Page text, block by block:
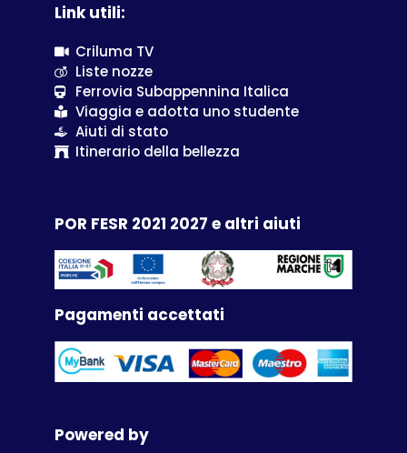
Link utili:
Criluma TV
Liste nozze
Ferrovia Subappennina Italica
Viaggia e adotta uno studente
Aiuti di stato
Itinerario della bellezza
POR FESR 2021 2027 e altri aiuti
Pagamenti accettati
Powered by